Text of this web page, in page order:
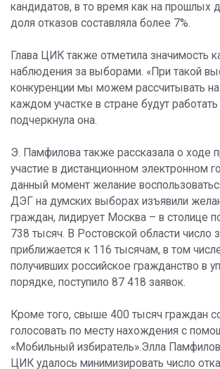
кандидатов, в то время как на прошлых
доля отказов составляла более 7%.
Глава ЦИК также отметила значимость
наблюдения за выборами. «При такой
конкуренции мы можем рассчитывать на
каждом участке в стране будут
подчеркнула она.
Э. Памфилова также рассказала о ходе
участие в дистанционном электронном
данный момент желание
ДЭГ на думских выборах изъявили
граждан, лидирует Москва – в столице
738 тысяч. В Ростовской области число
приближается к 116 тысячам, в том
получивших российское гражданство в
порядке, поступило 87 418 заявок.
Кроме того, свыше 400 тысяч граждан
голосовать по месту нахождения с
«Мобильный избиратель».Элла
ЦИК удалось минимизировать число